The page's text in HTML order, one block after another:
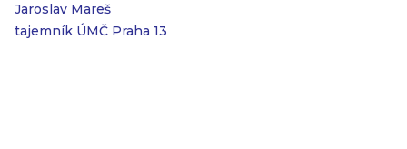
Jaroslav Mareš
tajemník ÚMČ Praha 13